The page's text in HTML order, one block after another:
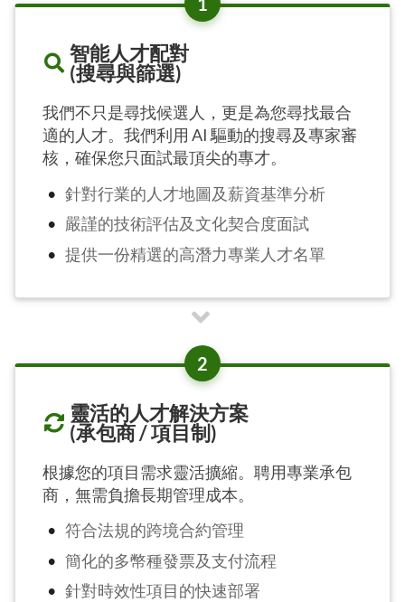
智能人才配對
(搜尋與篩選)
我們不只是尋找候選人，更是為您尋找最合
適的人才。我們利用 AI 驅動的搜尋及專家審
核，確保您只面試最頂尖的專才。
針對行業的人才地圖及薪資基準分析
嚴謹的技術評估及文化契合度面試
提供一份精選的高潛力專業人才名單
2
靈活的人才解決方案
(承包商 / 項目制)
根據您的項目需求靈活擴縮。聘用專業承包
商，無需負擔長期管理成本。
符合法規的跨境合約管理
簡化的多幣種發票及支付流程
針對時效性項目的快速部署